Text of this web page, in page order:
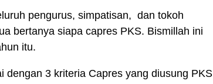
pengurus, simpatisan, dan tokoh
bertanya siapa capres PKS. Bismillah ini
itu.
dengan 3 kriteria Capres yang diusung PKS